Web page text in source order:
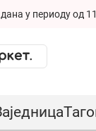
у периоду од